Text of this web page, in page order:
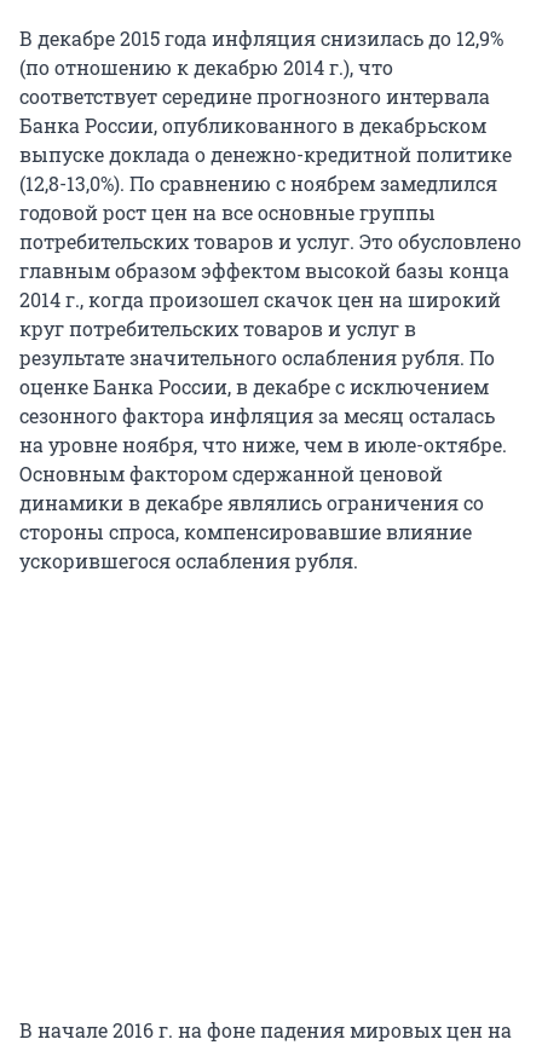
В декабре 2015 года инфляция снизилась до 12,9%
(по отношению к декабрю 2014 г.), что
соответствует середине прогнозного интервала
Банка России, опубликованного в декабрьском
выпуске доклада о денежно-кредитной политике
(12,8-13,0%). По сравнению с ноябрем замедлился
годовой рост цен на все основные группы
потребительских товаров и услуг. Это обусловлено
главным образом эффектом высокой базы конца
2014 г., когда произошел скачок цен на широкий
круг потребительских товаров и услуг в
результате значительного ослабления рубля. По
оценке Банка России, в декабре с исключением
сезонного фактора инфляция за месяц осталась
на уровне ноября, что ниже, чем в июле-октябре.
Основным фактором сдержанной ценовой
динамики в декабре являлись ограничения со
стороны спроса, компенсировавшие влияние
ускорившегося ослабления рубля.
В начале 2016 г. на фоне падения мировых цен на